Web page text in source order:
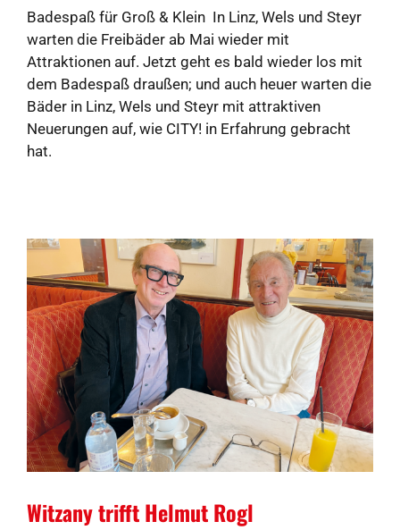
Badespaß für Groß & Klein In Linz, Wels und Steyr
warten die Freibäder ab Mai wieder mit
Attraktionen auf. Jetzt geht es bald wieder los mit
dem Badespaß draußen; und auch heuer warten die
Bäder in Linz, Wels und Steyr mit attraktiven
Neuerungen auf, wie CITY! in Erfahrung gebracht
hat.
Witzany trifft Helmut Rogl